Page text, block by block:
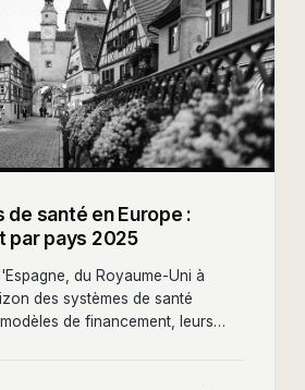
santé en Europe :
par pays 2025
du Royaume-Uni à
des systèmes de santé
de financement, leurs